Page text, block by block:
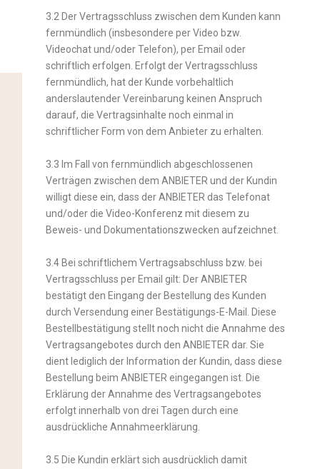
3.2 Der Vertragsschluss zwischen dem Kunden kann
fernmündlich (insbesondere per Video bzw.
Videochat und/oder Telefon), per Email oder
schriftlich erfolgen. Erfolgt der Vertragsschluss
fernmündlich, hat der Kunde vorbehaltlich
anderslautender Vereinbarung keinen Anspruch
darauf, die Vertragsinhalte noch einmal in
schriftlicher Form von dem Anbieter zu erhalten.
3.3 Im Fall von fernmündlich abgeschlossenen
Verträgen zwischen dem ANBIETER und der Kundin
willigt diese ein, dass der ANBIETER das Telefonat
und/oder die Video-Konferenz mit diesem zu
Beweis- und Dokumentationszwecken aufzeichnet.
3.4 Bei schriftlichem Vertragsabschluss bzw. bei
Vertragsschluss per Email gilt: Der ANBIETER
bestätigt den Eingang der Bestellung des Kunden
durch Versendung einer Bestätigungs-E-Mail. Diese
Bestellbestätigung stellt noch nicht die Annahme des
Vertragsangebotes durch den ANBIETER dar. Sie
dient lediglich der Information der Kundin, dass diese
Bestellung beim ANBIETER eingegangen ist. Die
Erklärung der Annahme des Vertragsangebotes
erfolgt innerhalb von drei Tagen durch eine
ausdrückliche Annahmeerklärung.
3.5 Die Kundin erklärt sich ausdrücklich damit